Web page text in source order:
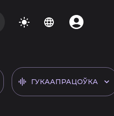
ГУКААПРАЦОЎКА